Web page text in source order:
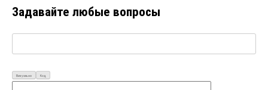
Задавайте любые вопросы
Визуально Код